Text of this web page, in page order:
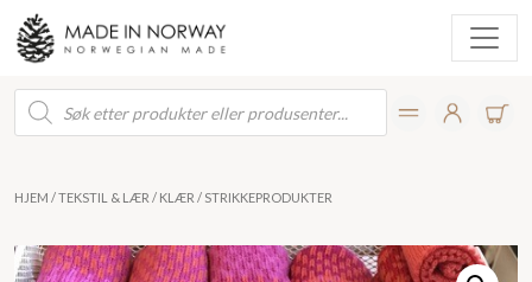
Products
search
HJEM /TEKSTIL & LÆR / KLÆR / STRIKKEPRODUKTER